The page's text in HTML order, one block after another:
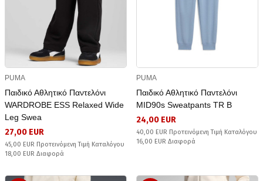
PUMA
Παιδικό Αθλητικό Παντελόνι
WARDROBE ESS Relaxed Wide
Leg Swea
27,00 EUR
45,00 EUR Προτεινόμενη Τιμή Καταλόγου
18,00 EUR Διαφορά
PUMA
Παιδικό Αθλητικό Παντελόνι
MID90s Sweatpants TR B
24,00 EUR
40,00 EUR Προτεινόμενη Τιμή Καταλόγου
16,00 EUR Διαφορά